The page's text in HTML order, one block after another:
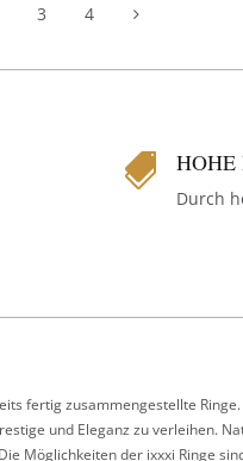
3 4

Durch
fertig zusammengestellte
und Eleganz zu verleihen.
Möglichkeiten der ixxxi Ringe